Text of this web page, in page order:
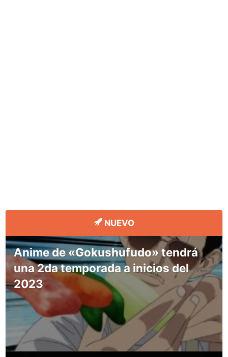
NUEVO
Anime de «Gokushufudo» tendrá
una 2da temporada a inicios del
2023